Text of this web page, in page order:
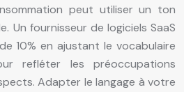
peut utiliser un ton
Un fournisseur de logiciels SaaS
10% en ajustant le vocabulaire
refléter les préoccupations
Adapter le langage à votre